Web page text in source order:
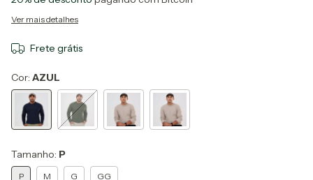
Ver mais detalhes
Frete grátis
Cor: AZUL
Tamanho: P
P M G GG